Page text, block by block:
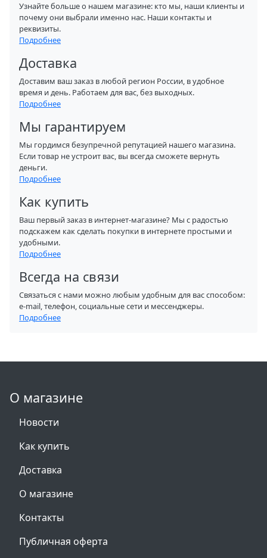
Узнайте больше о нашем магазине: кто мы, наши клиенты и
почему они выбрали именно нас. Наши контакты и
реквизиты.
Подробнее
Доставка
Доставим ваш заказ в любой регион России, в удобное
время и день. Работаем для вас, без выходных.
Подробнее
Мы гарантируем
Мы гордимся безупречной репутацией нашего магазина.
Если товар не устроит вас, вы всегда сможете вернуть
деньги.
Подробнее
Как купить
Ваш первый заказ в интернет-магазине? Мы с радостью
подскажем как сделать покупки в интернете простыми и
удобными.
Подробнее
Всегда на связи
Связаться с нами можно любым удобным для вас способом:
e-mail, телефон, социальные сети и мессенджеры.
Подробнее
О магазине
Новости
Как купить
Доставка
О магазине
Контакты
Публичная оферта